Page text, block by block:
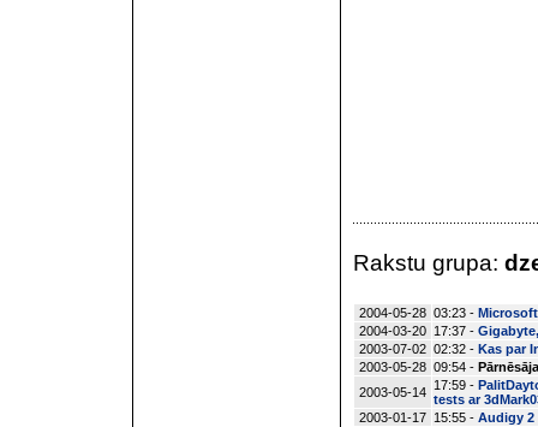
Rakstu grupa:
2004-05-28 03:23 -
2004-03-20 17:37 -
2003-07-02 02:32 - Kas par
2003-05-28 09:54 -
2003-05-14 17:59 -
tests ar
2003-01-17 15:55 - Audigy 2